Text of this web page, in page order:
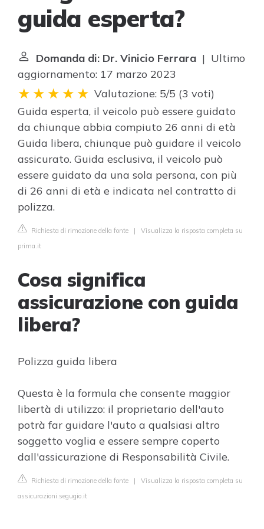
guida esperta?
Domanda di: Dr. Vinicio Ferrara | Ultimo
aggiornamento: 17 marzo 2023
Valutazione: 5/5 (3 voti)
Guida esperta, il veicolo può essere guidato
da chiunque abbia compiuto 26 anni di età
Guida libera, chiunque può guidare il veicolo
assicurato. Guida esclusiva, il veicolo può
essere guidato da una sola persona, con più
di 26 anni di età e indicata nel contratto di
polizza.
Richiesta di rimozione della fonte | Visualizza la risposta completa su
prima.it
Cosa significa
assicurazione con guida
libera?
Polizza guida libera
Questa è la formula che consente maggior
libertà di utilizzo: il proprietario dell'auto
potrà far guidare l'auto a qualsiasi altro
soggetto voglia e essere sempre coperto
dall'assicurazione di Responsabilità Civile.
Richiesta di rimozione della fonte | Visualizza la risposta completa su
assicurazioni.segugio.it